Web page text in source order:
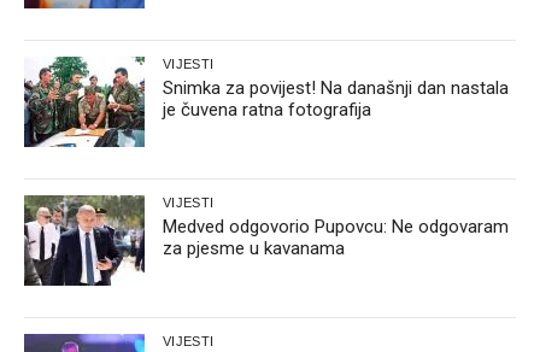
VIJESTI
Snimka za povijest! Na današnji dan nastala
je čuvena ratna fotografija
VIJESTI
Medved odgovorio Pupovcu: Ne odgovaram
za pjesme u kavanama
VIJESTI